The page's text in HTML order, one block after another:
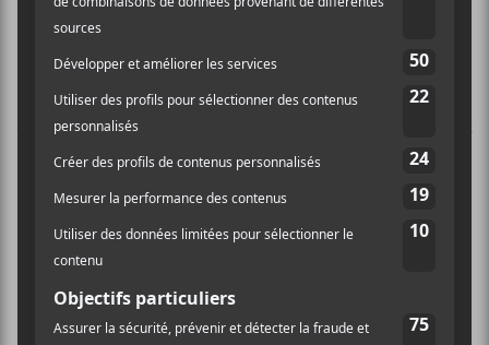
On vous présente une liste de lecture qui se promène
de scène en scène, de jour en jour, en évitant les noms
évidents sur les grandes scènes et les artistes plus
établis. On se concentre sur les projets que vous n’avez
peut-être pas encore écouté comme C’est notre
histoire, l’album hommage à René Martel, ou encore
des rappeurs français comme Ben PLG ou Glauque.
La liste qu’on vous propose passe du rap au punk en
passant entre les deux par le rock et le folk.